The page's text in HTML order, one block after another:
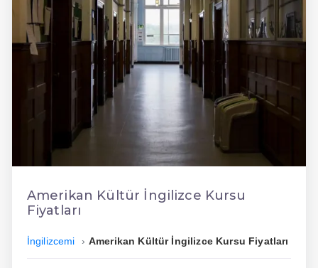
5 Günde İngilizce
İngilizce
Dil Eğitimi
En Hızlı İngilizce
En Kolay İngilizce
En Uygun İngilizce
Amerikan Kültür İngilizce Kursu
Fiyatları
İngilizcemi Amerikan Kültür İngilizce Kursu Fiyatları